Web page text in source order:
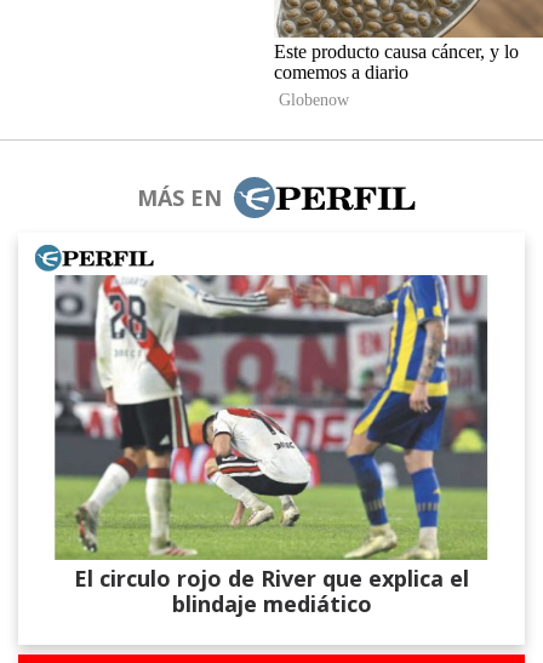
MÁS EN
El circulo rojo de River que explica el
blindaje mediático